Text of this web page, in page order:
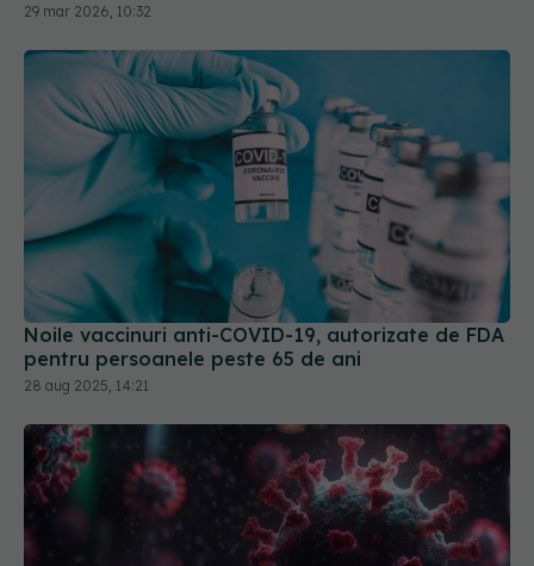
29 mar 2026, 10:32
Noile vaccinuri anti-COVID-19, autorizate de FDA
pentru persoanele peste 65 de ani
28 aug 2025, 14:21